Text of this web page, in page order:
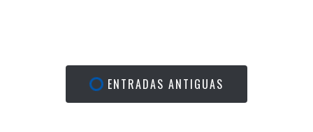
ENTRADAS ANTIGUAS